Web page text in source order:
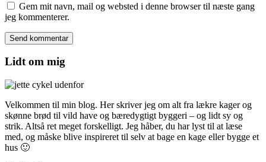
Gem mit navn, mail og websted i denne browser til næste gang
jeg kommenterer.
Lidt om mig
Velkommen til min blog. Her skriver jeg om alt fra lækre kager og
skønne brød til vild have og bæredygtigt byggeri – og lidt sy og
strik. Altså ret meget forskelligt. Jeg håber, du har lyst til at læse
med, og måske blive inspireret til selv at bage en kage eller bygge et
hus 🙂